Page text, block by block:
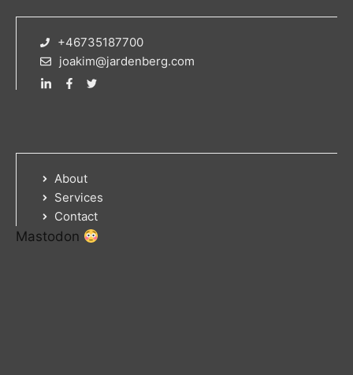
+46735187700
joakim@jardenberg.com
About
Services
Contact
Mastodon